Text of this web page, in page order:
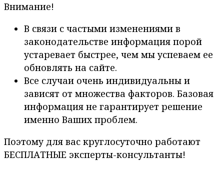
Внимание!
В связи с частыми изменениями в
законодательстве информация порой
устаревает быстрее, чем мы успеваем ее
обновлять на сайте.
Все случаи очень индивидуальны и
зависят от множества факторов. Базовая
информация не гарантирует решение
именно Ваших проблем.
Поэтому для вас круглосуточно работают
БЕСПЛАТНЫЕ эксперты-консультанты!